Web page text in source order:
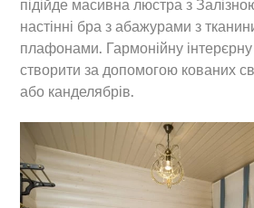
підійде масивна люстра з
настінні бра з абажурами з
плафонами. Гармонійну
створити за допомогою кованих
або канделябрів.